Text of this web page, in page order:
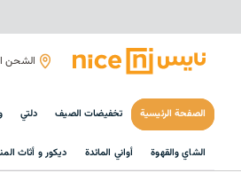
الشحن
الصفحة الرئيسية تخفيضات الصيف دلتي
الشاي والقهوة أواني المائدة ديكور و أثاث